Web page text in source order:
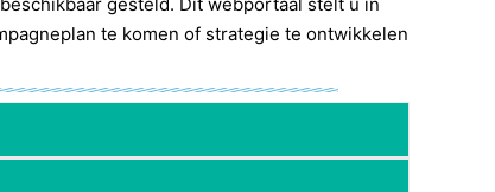
te komen of strategie te ontwikkelen